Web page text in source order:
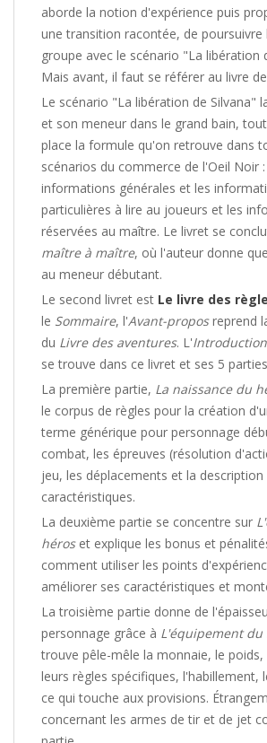
aborde la notion d'expérience puis
une transition racontée, de poursuivre
groupe avec le scénario "La libération
Mais avant, il faut se référer au livre
Le scénario "La libération de Silvana"
et son meneur dans le grand bain,
place la formule qu'on retrouve dans
scénarios du commerce de l'Oeil Noir
informations générales et les
particulières à lire au joueurs et les
réservées au maître. Le livret se
maître à maître, où l'auteur donne
au meneur débutant.
Le second livret est Le livre des
le Sommaire, l'Avant-proposreprend
du Livre des aventures. L'Introduction
se trouve dans ce livret et ses 5
La première partie, La naissance du
le corpus de règles pour la création
terme générique pour personnage
combat, les épreuves (résolution
jeu, les déplacements et la description
caractéristiques.
La deuxième partie se concentre sur
héroset explique les bonus et
comment utiliser les points
améliorer ses caractéristiques et
La troisième partie donne de
personnage grâce à L'équipement du
trouve pêle-mêle la monnaie, le
leurs règles spécifiques, l'habillement,
ce qui touche aux provisions.
concernant les armes de tir et de jet